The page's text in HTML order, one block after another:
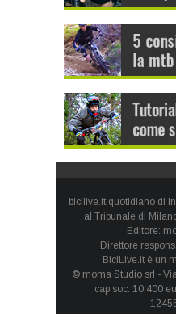
bicilive.it quotidiano di
al Tribunale di
Editore:
Direttore
BiciLive.it è un
© moma Studio srl -
cap.soc. 10.400